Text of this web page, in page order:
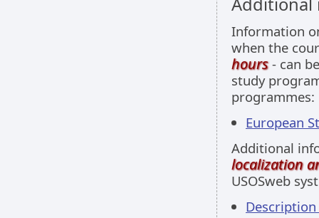
Information
when the
hours- can
study
programmes:
European
Additional
localization
USOSweb
Description